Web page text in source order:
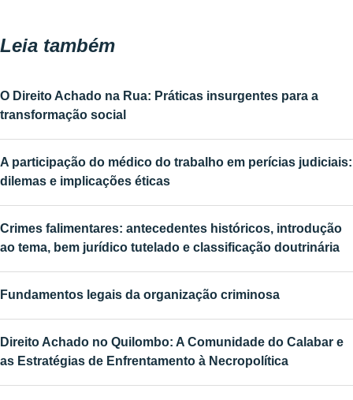
Leia também
O Direito Achado na Rua: Práticas insurgentes para a
transformação social
A participação do médico do trabalho em perícias judiciais:
dilemas e implicações éticas
Crimes falimentares: antecedentes históricos, introdução
ao tema, bem jurídico tutelado e classificação doutrinária
Fundamentos legais da organização criminosa
Direito Achado no Quilombo: A Comunidade do Calabar e
as Estratégias de Enfrentamento à Necropolítica